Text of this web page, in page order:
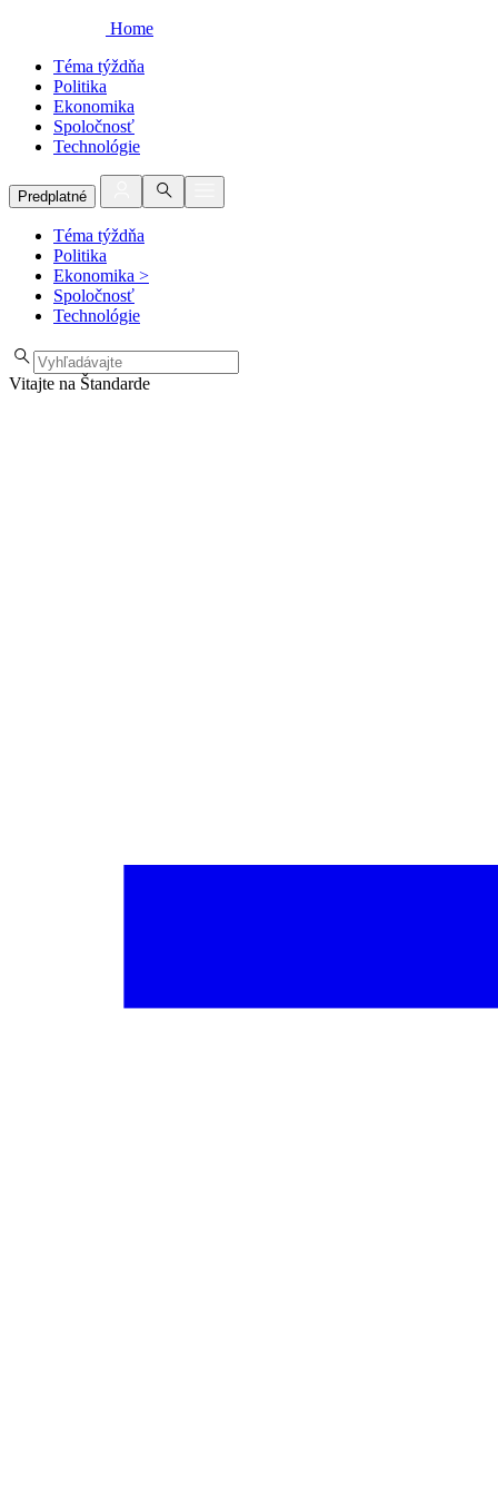
Home
Téma týždňa
Politika
Ekonomika
Spoločnosť
Technológie
Predplatné
Téma týždňa
Politika
Ekonomika >
Spoločnosť
Technológie
Vitajte na Štandarde